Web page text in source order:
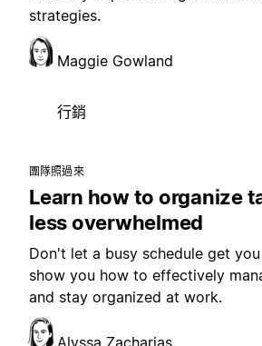
strategies.
Maggie Gowland
行銷
團隊照過來
Learn how to organize
less overwhelmed
Don't let a busy schedule get
show you how to effectively
and stay organized at work.